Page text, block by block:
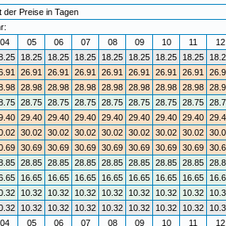
der Preise in Tagen
05 06 07 08 09 10 11 12
18.25 18.25 18.25 18.25 18.25 18.25 18.25
26.91 26.91 26.91 26.91 26.91 26.91 26.91
28.98 28.98 28.98 28.98 28.98 28.98 28.98
28.75 28.75 28.75 28.75 28.75 28.75 28.75
29.40 29.40 29.40 29.40 29.40 29.40 29.40
30.02 30.02 30.02 30.02 30.02 30.02 30.02
30.69 30.69 30.69 30.69 30.69 30.69 30.69
28.85 28.85 28.85 28.85 28.85 28.85 28.85
16.65 16.65 16.65 16.65 16.65 16.65 16.65
10.32 10.32 10.32 10.32 10.32 10.32 10.32
10.32 10.32 10.32 10.32 10.32 10.32 10.32
05 06 07 08 09 10 11 12